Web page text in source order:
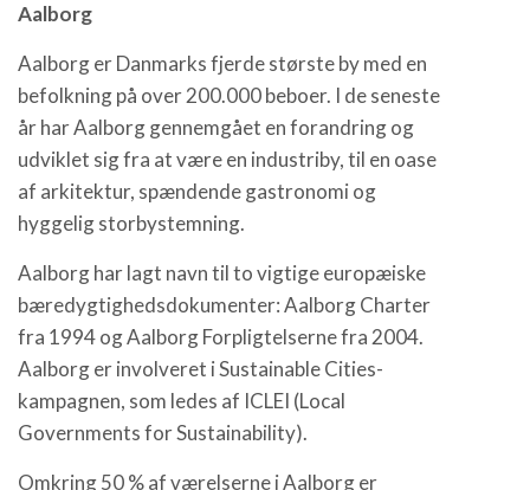
Aalborg
Aalborg er Danmarks fjerde største by med en
befolkning på over 200.000 beboer. I de seneste
år har Aalborg gennemgået en forandring og
udviklet sig fra at være en industriby, til en oase
af arkitektur, spændende gastronomi og
hyggelig storbystemning.
Aalborg har lagt navn til to vigtige europæiske
bæredygtighedsdokumenter: Aalborg Charter
fra 1994 og Aalborg Forpligtelserne fra 2004.
Aalborg er involveret i Sustainable Cities-
kampagnen, som ledes af ICLEI (Local
Governments for Sustainability).
Omkring 50 % af værelserne i Aalborg er